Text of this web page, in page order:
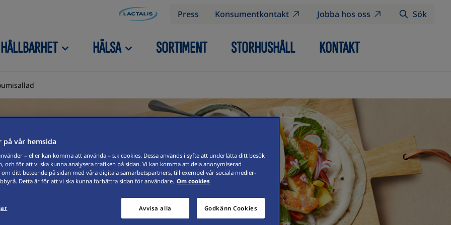
Press Konsumentkontakt Jobba hos oss Sök
HÅLLBARHET HÄLSA SORTIMENT STORHUSHÅLL KONTAKT
på vår hemsida
– eller kan komma att använda – s.k cookies. Dessa används i syfte att underlätta ditt besök
och för att vi ska kunna analysera trafiken på sidan. Vi kan komma att dela anonymiserad
ditt beteende på sidan med våra digitala samarbetspartners, till exempel vår sociala medier-
Detta är för att vi ska kunna förbättra sidan för användare. Om cookies
Avvisa alla Godkänn Cookies